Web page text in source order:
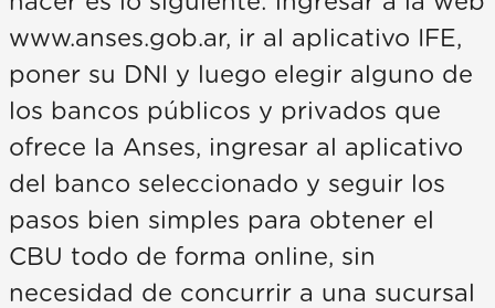
www.anses.gob.ar, ir al aplicativo IFE,
poner su DNI y luego elegir alguno de
los bancos públicos y privados que
ofrece la Anses, ingresar al aplicativo
del banco seleccionado y seguir los
pasos bien simples para obtener el
CBU todo de forma online, sin
necesidad de concurrir a una sucursal